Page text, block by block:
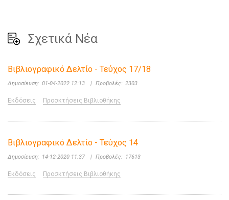
Σχετικά Νέα
Βιβλιογραφικό Δελτίο - Τεύχος 17/18
Δημοσίευση: 01-04-2022 12:13 | Προβολές: 2303
Εκδόσεις Προσκτήσεις Βιβλιοθήκης
Βιβλιογραφικό Δελτίο - Τεύχος 14
Δημοσίευση: 14-12-2020 11:37 | Προβολές: 17613
Εκδόσεις Προσκτήσεις Βιβλιοθήκης